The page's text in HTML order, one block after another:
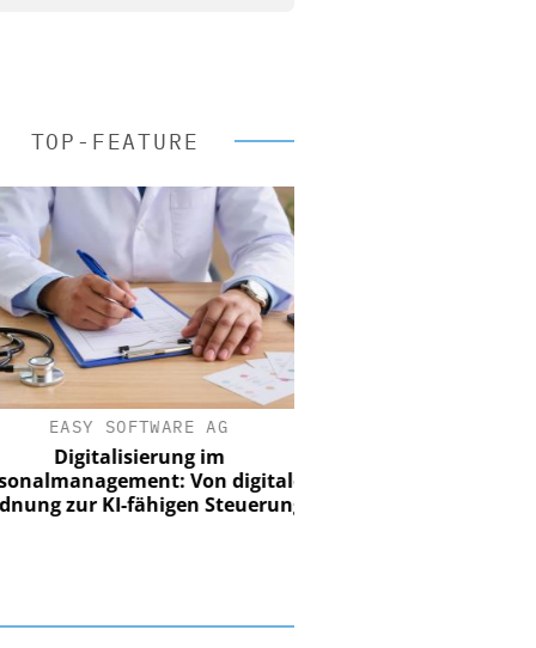
TOP-FEATURE
EASY SOFTWARE AG
Digitalisierung im
Von digitaler
zur KI-fähigen Steuerung